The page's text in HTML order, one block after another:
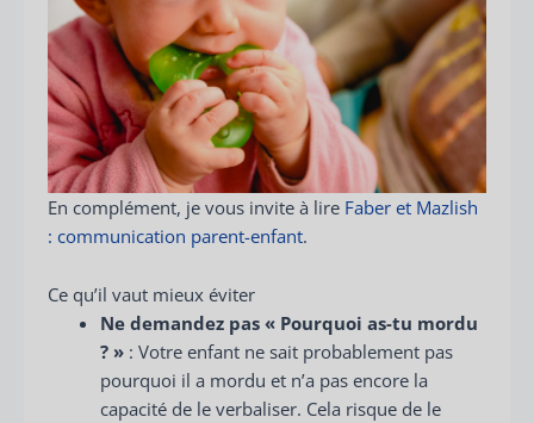
En complément, je vous invite à lire Faber et Mazlish
: communication parent-enfant.
Ce qu’il vaut mieux éviter
Ne demandez pas « Pourquoi as-tu mordu
? »: Votre enfant ne sait probablement pas
pourquoi il a mordu et n’a pas encore la
capacité de le verbaliser. Cela risque de le